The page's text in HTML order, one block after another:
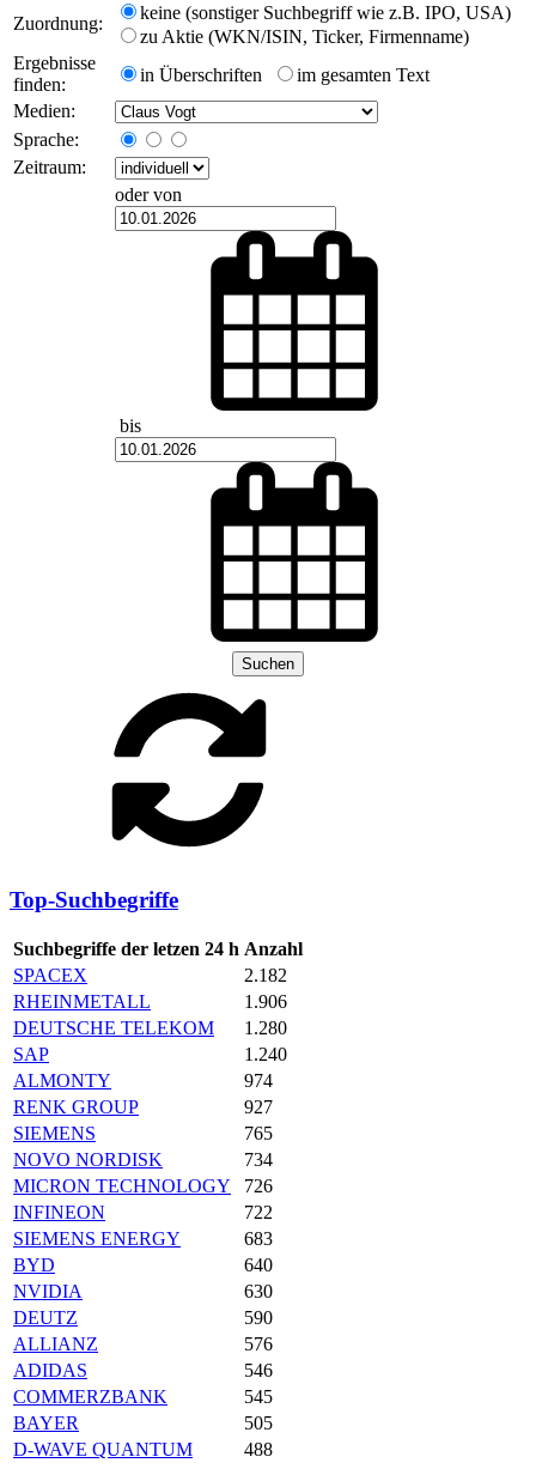
Zuordnung:
keine (sonstiger Suchbegriff wie z.B. IPO, USA)
zu Aktie (WKN/ISIN, Ticker, Firmenname)
Ergebnisse
finden:
in Überschriften
im gesamten Text
Medien:
Sprache:
Zeitraum:
oder von
bis
Suchen
Top-Suchbegriffe
Suchbegriffe der letzen 24 h Anzahl
SPACEX
2.182
RHEINMETALL
1.906
DEUTSCHE TELEKOM
1.280
SAP
1.240
ALMONTY
974
RENK GROUP
927
SIEMENS
765
NOVO NORDISK
734
MICRON TECHNOLOGY
726
INFINEON
722
SIEMENS ENERGY
683
BYD
640
NVIDIA
630
DEUTZ
590
ALLIANZ
576
ADIDAS
546
COMMERZBANK
545
BAYER
505
D-WAVE QUANTUM
488